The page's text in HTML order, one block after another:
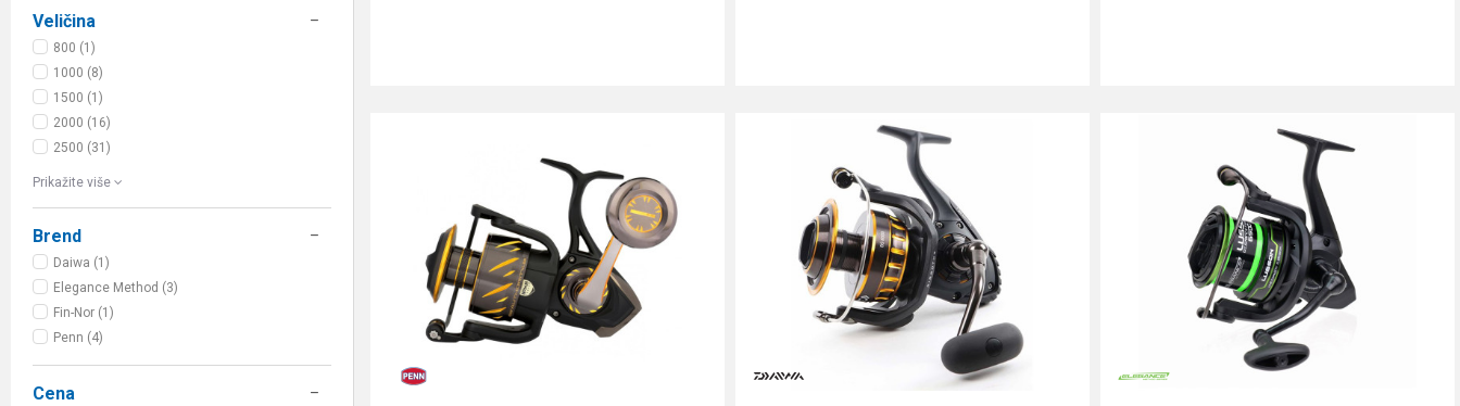
Veličina
800 (1)
1000 (8)
1500 (1)
2000 (16)
2500 (31)
Prikažite više
Brend
Daiwa (1)
Elegance Method (3)
Fin-Nor (1)
Penn (4)
Cena